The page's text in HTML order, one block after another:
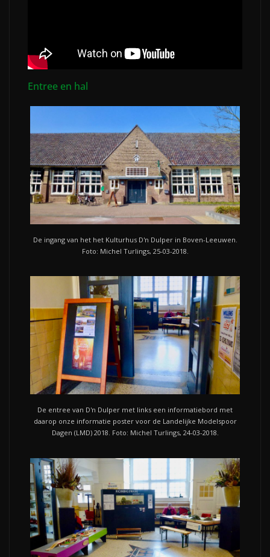
Entree en hal
De ingang van het het Kulturhus D'n Dulper in Boven-Leeuwen.
Foto: Michel Turlings, 25-03-2018.
De entree van D'n Dulper met links een informatiebord met
daarop onze informatie poster voor de Landelijke Modelspoor
Dagen (LMD) 2018. Foto: Michel Turlings, 24-03-2018.